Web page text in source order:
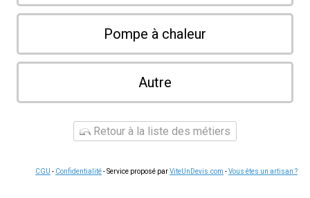
Pompe à chaleur
Autre
Retour à la liste des métiers
CGU - Confidentialité- Service proposé parViteUnDevis.com -Vous êtes un artisan ?